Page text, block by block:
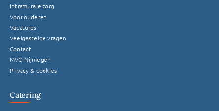
Intramurale zorg
Voor ouderen
Vacatures
Veelgestelde vragen
Contact
MVO Nijmegen
Privacy & cookies
Catering